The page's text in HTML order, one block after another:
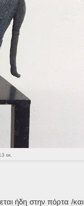
εκ.
ήδη στην πόρτα /και